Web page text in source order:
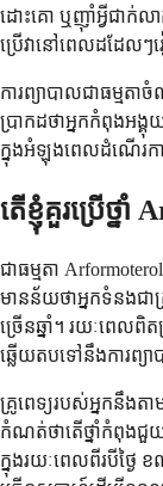
ដោះគោ ឬ​ញ៉ាំ​អ្វី​ជាក់ល
ប្រើ​វា​នៅ​ពេល​ដដែលៗ​រ
ការព្យាបាល​ជាធម្មត
ប្រាកដថា​អ្នក​កំពុង​អង្
ក្នុងអំឡុងពេល​ដំណើរកា
តើខ្ញុំគួរប្រើថ្ន
ជាធម្មតា
មានន័យថាអ្នកទំនងជា
ច្រើនឆ្នាំ។ រយៈពេលពិ
ឆ្លើយតបទៅនឹងការព្យ
គ្រូពេទ្យរបស់អ្នកនឹងត
កំណត់ថាតើថ្នាំកំពុងជួ
ក្នុងរយៈពេលពីរបីថ្ងៃ